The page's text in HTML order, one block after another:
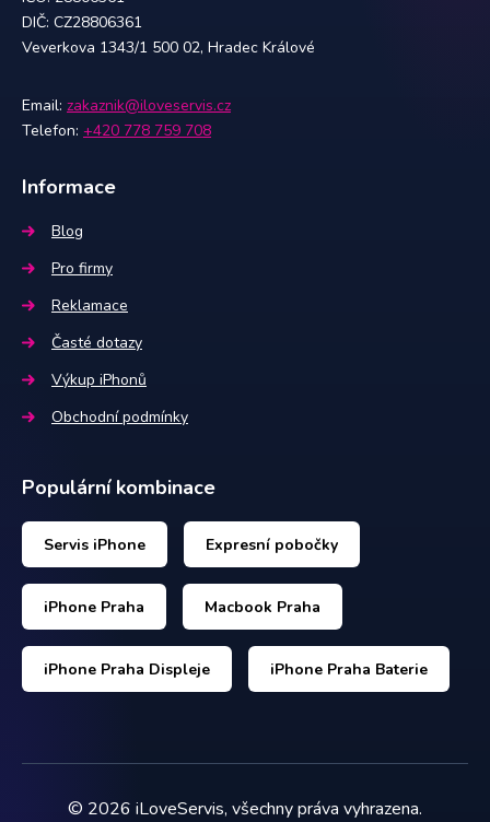
DIČ: CZ28806361
Veverkova 1343/1 500 02, Hradec Králové
Email: zakaznik@iloveservis.cz
Telefon: +420 778 759 708
Informace
Blog
Pro firmy
Reklamace
Časté dotazy
Výkup iPhonů
Obchodní podmínky
Populární kombinace
Servis iPhone Expresní pobočky
iPhone Praha Macbook Praha
iPhone Praha Displeje iPhone Praha Baterie
© 2026 iLoveServis, všechny práva vyhrazena.